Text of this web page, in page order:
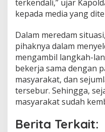
terkendali,” ujar
kepada media yang
Dalam meredam
pihaknya dalam
mengambil langkah-
bekerja sama dengan
masyarakat, dan
tersebur. Sehingga,
masyarakat sudah
Berita Terkait: